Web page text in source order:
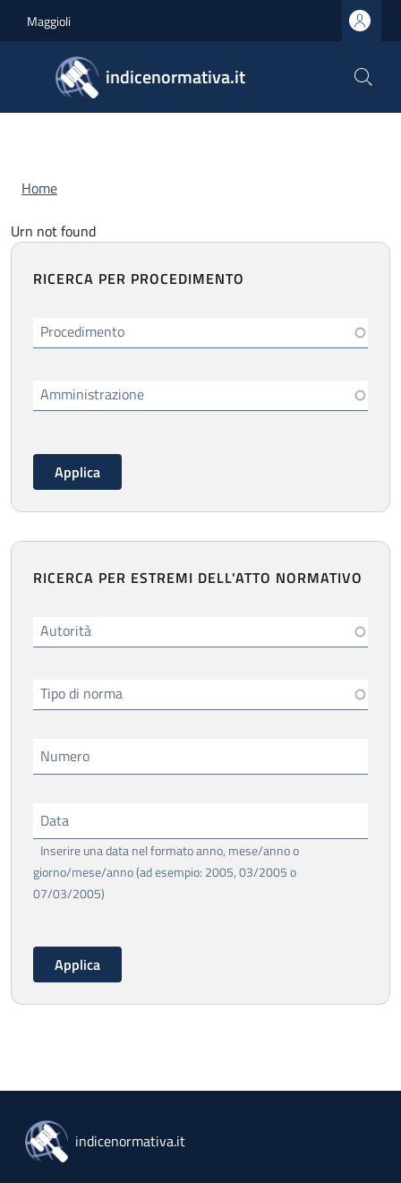
Maggioli
indicenormativa.it
Briciole di pane
Home
Urn not found
RICERCA PER PROCEDIMENTO
Procedimento
Amministrazione
RICERCA PER ESTREMI DELL'ATTO NORMATIVO
Autorità
Tipo di norma
Numero
Data
Inserire una data nel formato anno, mese/anno o
giorno/mese/anno (ad esempio: 2005, 03/2005 o
07/03/2005)
indicenormativa.it